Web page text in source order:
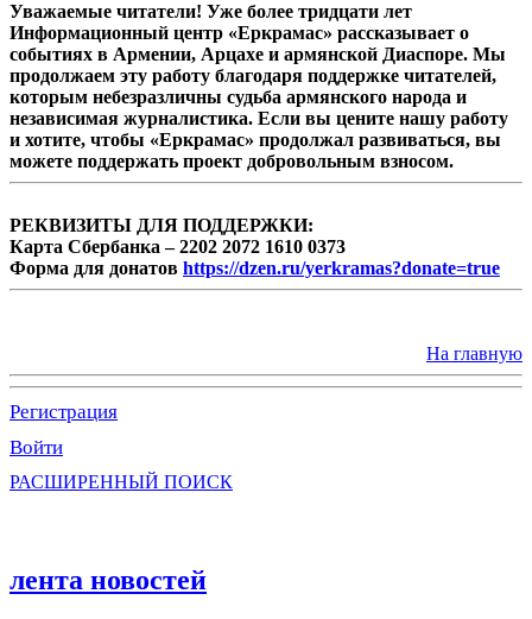
Уважаемые читатели! Уже более тридцати лет
Информационный центр «Еркрамас» рассказывает о
событиях в Армении, Арцахе и армянской Диаспоре. Мы
продолжаем эту работу благодаря поддержке читателей,
которым небезразличны судьба армянского народа и
независимая журналистика. Если вы цените нашу работу
и хотите, чтобы «Еркрамас» продолжал развиваться, вы
можете поддержать проект добровольным взносом.
РЕКВИЗИТЫ ДЛЯ ПОДДЕРЖКИ:
Карта Сбербанка – 2202 2072 1610 0373
Форма для донатов https://dzen.ru/yerkramas?donate=true
На главную
Регистрация
Войти
РАСШИРЕННЫЙ ПОИСК
лента новостей